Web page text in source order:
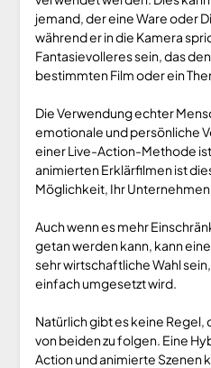
jemand, der eine Ware oder
während er in die Kamera
Fantasievolleres sein, das
bestimmten Film oder ein
Die Verwendung echter
emotionale und persönliche
einer Live-Action-Methode
animierten Erklärfilmen ist
Möglichkeit, Ihr
Auch wenn es mehr
getan werden kann, kann
sehr wirtschaftliche Wahl
einfach umgesetzt wird.
Natürlich gibt es keine Regel,
von beiden zu folgen. Eine
Action und animierte Szenen